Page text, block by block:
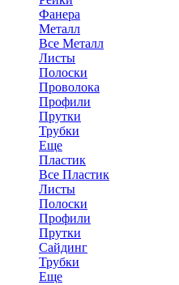
Фанера
Металл
Все Металл
Листы
Полоски
Проволока
Профили
Прутки
Трубки
Еще
Пластик
Все Пластик
Листы
Полоски
Профили
Прутки
Сайдинг
Трубки
Еще